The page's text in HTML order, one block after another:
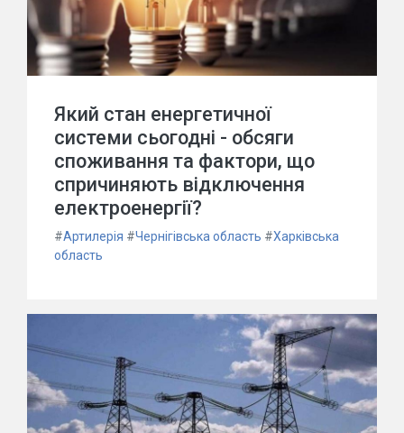
Який стан енергетичної
системи сьогодні - обсяги
споживання та фактори, що
спричиняють відключення
електроенергії?
#Артилерія #Чернігівська область #Харківська
область